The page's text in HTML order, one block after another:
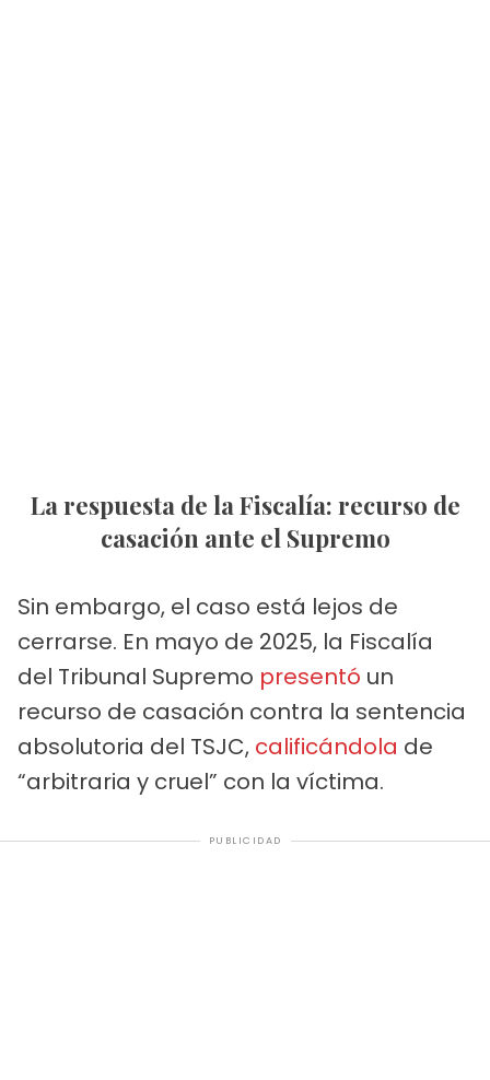
La respuesta de la Fiscalía: recurso de
casación ante el Supremo
Sin embargo, el caso está lejos de
cerrarse. En mayo de 2025, la Fiscalía
del Tribunal Supremo presentó un
recurso de casación contra la sentencia
absolutoria del TSJC, calificándola de
“arbitraria y cruel” con la víctima.
PUBLICIDAD